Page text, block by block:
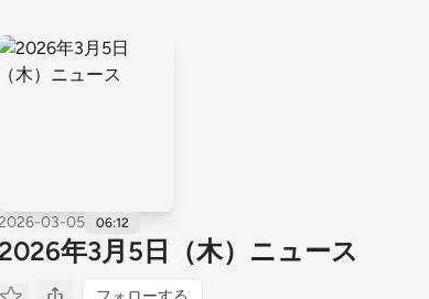
03-05 06:12
年3月5日（木）ニュース